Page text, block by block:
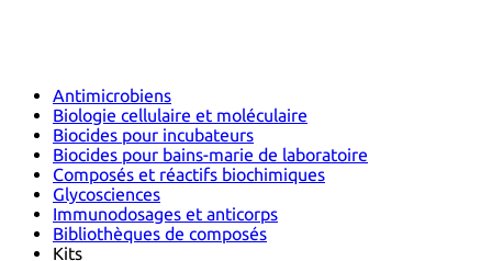
Antimicrobiens
Biologie cellulaire et moléculaire
Biocides pour incubateurs
Biocides pour bains-marie de laboratoire
Composés et réactifs biochimiques
Glycosciences
Immunodosages et anticorps
Bibliothèques de composés
Kits